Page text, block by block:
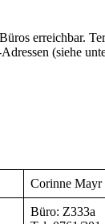
erreichbar.
(siehe
Corinne Mayr
Büro: Z333a